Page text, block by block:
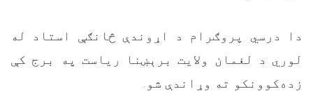
دا درسي پروګرام د اړوندې څانګې استاد له
لوري د لغمان ولایت برېښنا ریاست په برج کې
زده‌کوونکو ته وړاندې شو.